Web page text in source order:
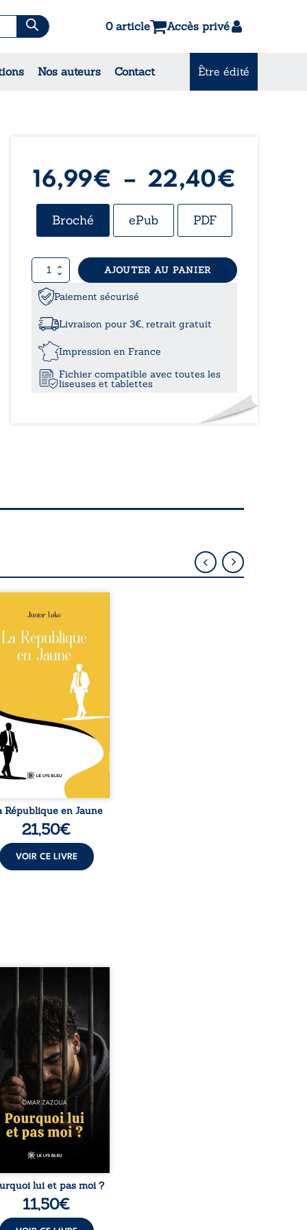
0 article Accès privé
Nos auteurs Contact Être édité
& Contes
16,99€ – 22,40€
Broché ePub PDF
quantité
de
Cristal
sable
AJOUTER AU PANIER
Paiement sécurisé
Livraison pour 3€, retrait gratuit
Impression en France
Fichier compatible avec toutes les
liseuses et tablettes
la naissance de
de races différentes
l’ordre établi :
est Noir et Junior est
bien que nés d’un
de Noirs. Très vite,
attire les médias
et transforme
blanc en une figure
sacrée, investie,
certains, d’une mission
Cependant, sous
couvert de ...
République en Jaune
21,50€
VOIR CE LIVRE
lui et pas moi ?
le parcours de l’auteur
par les mauvais choix,
et l’épreuve de
Mais il dévoile
les espoirs qui lui
de ne pas renoncer.
d’une histoire
ce témoignage
le destin, la
la résilience et
de se
malgré les
obstacles. Un ouvrage ...
lui et pas moi ?
11,50€